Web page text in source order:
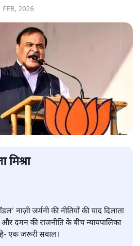
FEB, 2026
मिश्रा
नाज़ी जर्मनी की नीतियों की याद दिलाता
दमन की राजनीति के बीच न्यायपालिका
एक जरूरी सवाल।